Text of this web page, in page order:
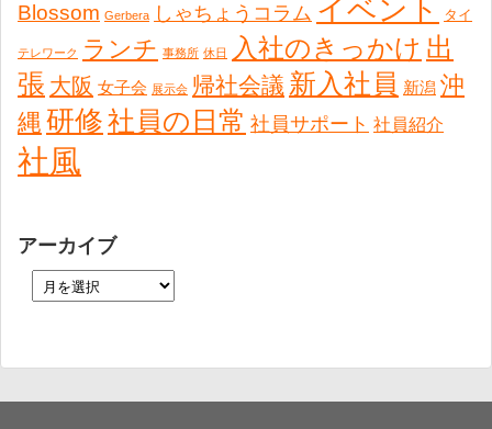
Blossom Gerbera しゃちょうコラム イベント タイ
テレワーク ランチ 事務所 休日 入社のきっかけ 出
張 大阪 女子会 展示会 帰社会議 新入社員 新潟 沖
縄 研修社員の日常 社員サポート 社員紹介
社風
アーカイブ